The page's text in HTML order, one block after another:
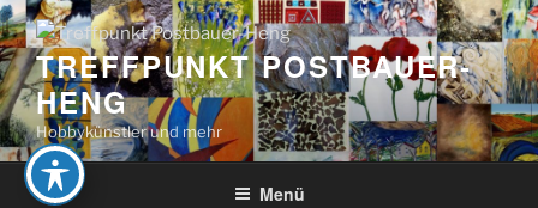
Zum
Inhalt
springenTREFFPUNKT POSTBAUER-
HENG
Hobbykünstler und mehr
Menü